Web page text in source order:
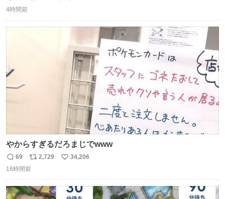
返
信
リ
い
4時間前
やからすぎるだろまじでwww
返
信
69
リ
ポ
ト
2,729
い
数
34,206
16時間前